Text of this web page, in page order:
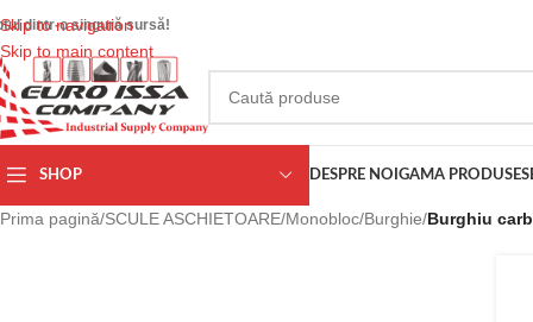
Skip to navigation
Skip to main content
dintr-o singură sursă!
SHOP DESPRE NOI GAMA PRODUSE
Prima pagină/SCULE ASCHIETOARE/Monobloc/Burghie/Burghiu